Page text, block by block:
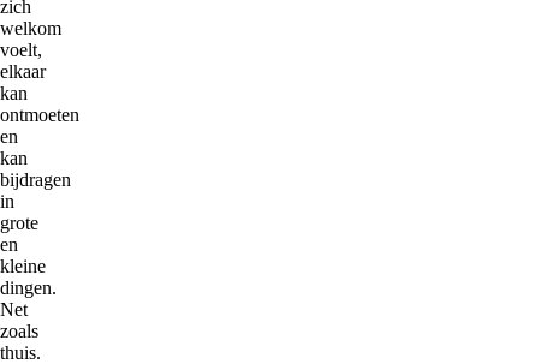
zich
welkom
voelt,
elkaar
kan
ontmoeten
en
kan
bijdragen
in
grote
en
kleine
dingen.
Net
zoals
thuis.